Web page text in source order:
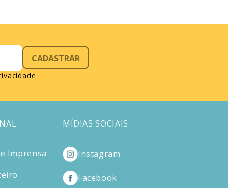
CADASTRAR
Imprensa
MÍDIAS SOCIAIS
Instagram
Facebook